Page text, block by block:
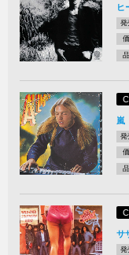
ヒ
発
嵐
発
サ
発